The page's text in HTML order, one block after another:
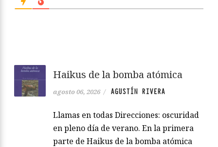
Haikus de la bomba atómica
agosto 06, 2026 / AGUSTÍN RIVERA
Llamas en todas Direcciones: oscuridad
en pleno día de verano. En la primera
parte de Haikus de la bomba atómica